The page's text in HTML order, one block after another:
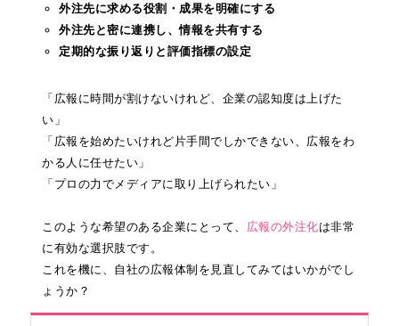
外注先に求める役割・成果を明確にする
外注先と密に連携し、情報を共有する
定期的な振り返りと評価指標の設定
「広報に時間が割けないけれど、企業の認知度は上げた
い」
「広報を始めたいけれど片手間でしかできない、広報をわ
かる人に任せたい」
「プロの力でメディアに取り上げられたい」
このような希望のある企業にとって、 広報の外注化は非常
に有効な選択肢です。
これを機に、自社の広報体制を見直してみてはいかがでし
ょうか？